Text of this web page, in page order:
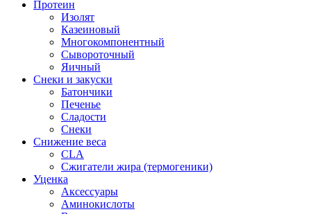
Протеин
Изолят
Казеиновый
Многокомпонентный
Сывороточный
Яичный
Снеки и закуски
Батончики
Печенье
Сладости
Снеки
Снижение веса
CLA
Сжигатели жира (термогеники)
Уценка
Аксессуары
Аминокислоты